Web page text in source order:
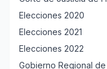
Elecciones 2020
Elecciones 2021
Elecciones 2022
Gobierno Regional de